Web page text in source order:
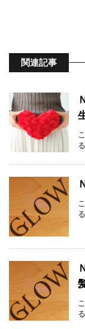
関連記事